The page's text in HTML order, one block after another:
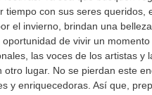
tiempo con sus seres queridos,
el invierno, brindan una
de vivir un
las voces de los artistas
otro lugar. No se pierdan este
y enriquecedoras. Así que,